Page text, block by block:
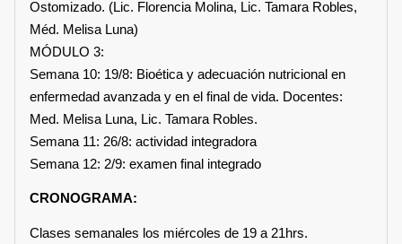
Ostomizado. (Lic. Florencia Molina, Lic. Tamara Robles,
Méd. Melisa Luna)
MÓDULO 3:
Semana 10: 19/8: Bioética y adecuación nutricional en
enfermedad avanzada y en el final de vida. Docentes:
Med. Melisa Luna, Lic. Tamara Robles.
Semana 11: 26/8: actividad integradora
Semana 12: 2/9: examen final integrado
CRONOGRAMA:
Clases semanales los miércoles de 19 a 21hrs.